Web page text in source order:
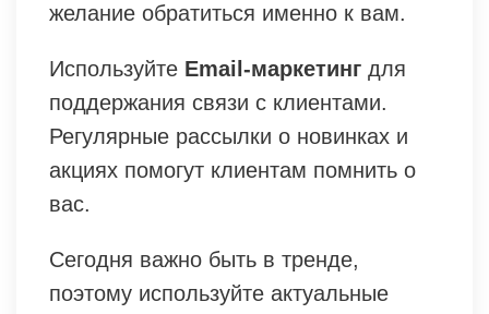
желание обратиться именно к вам.
Используйте Email-маркетинг для
поддержания связи с клиентами.
Регулярные рассылки о новинках и
акциях помогут клиентам помнить о
вас.
Сегодня важно быть в тренде,
поэтому используйте актуальные